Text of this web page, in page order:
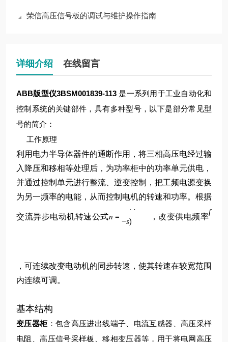
荣信高压信号板的调试与维护操作指南
详细介绍 在线留言
ABB版型仪3BSM001839-113 是一系列用于工业自动化和
控制系统的关键部件，具有多种型号，以下是部分常见型
号的简介：
工作原理
利用电力半导体器件的通断作用，将三相高压电经过输
入降压和移相等处理后，为功率柜中的功率单元供电，
并通过控制单元进行整流、逆变控制，把工频电源变换
为另一频率的电能，从而控制电机的转速和功率。根据
交流异步电动机转速公式n =
p
−s)
，改变供电频率
f
，可连续改变电动机的同步转速，使其转速在较宽范围
内连续可调。
基本结构
变压器柜：包含高压进出线端子、电流互感器、高压采样
电阻、高压信号采样板、移相变压器等，用于将电网高压